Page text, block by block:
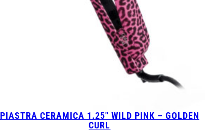
PIASTRA CERAMICA 1.25″ WILD PINK – GOLDEN
CURL